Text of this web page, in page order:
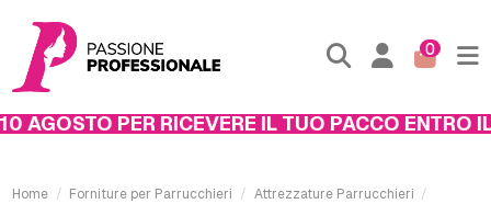
0
PER RICEVERE IL TUO PACCO ENTRO IL
Home Forniture per Parrucchieri
Attrezzature Parrucchieri